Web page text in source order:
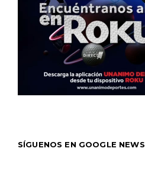
SÍGUENOS EN GOOGLE NEWS